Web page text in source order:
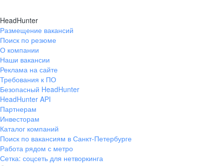
HeadHunter
Размещение вакансий
Поиск по резюме
О компании
Наши вакансии
Реклама на сайте
Требования к ПО
Безопасный HeadHunter
HeadHunter API
Партнерам
Инвесторам
Каталог компаний
Поиск по вакансиям в Санкт-Петербурге
Работа рядом с метро
Сетка: соцсеть для нетворкинга